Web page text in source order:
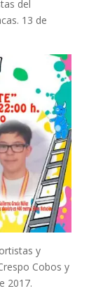
del
13 de
y
Cobos y
2017.